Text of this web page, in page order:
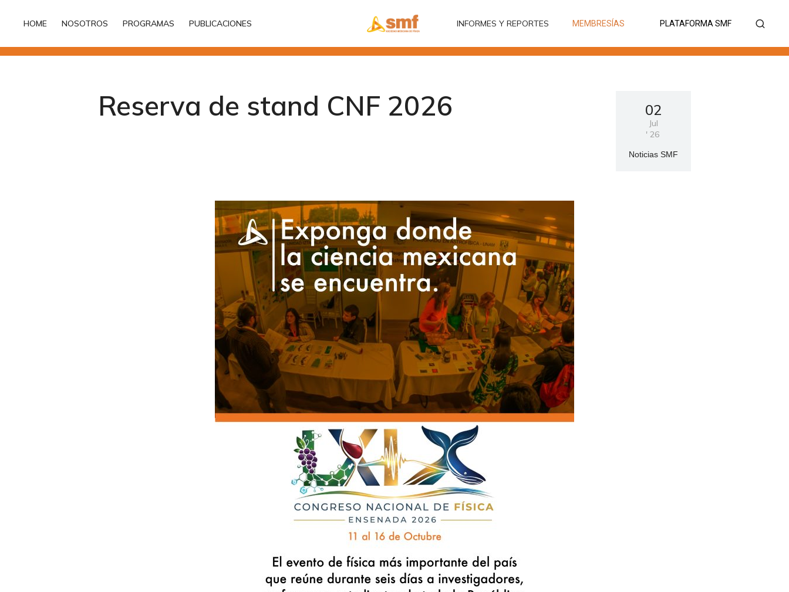
HOME NOSOTROS PROGRAMAS PUBLICACIONES INFORMES Y REPORTES MEMBRESÍAS PLATAFORMA SMF
Reserva de stand CNF 2026 02
Jul
'26
Noticias SMF
MEMBRESÍAS